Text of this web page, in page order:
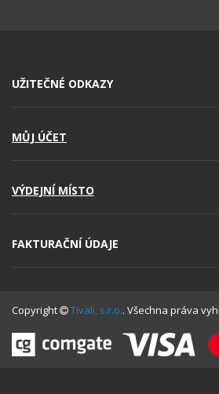
UŽITEČNÉ ODKAZY
MŮJ ÚČET
VÝDEJNÍ MÍSTO
FAKTURAČNÍ ÚDAJE
Copyright Tivali, s.r.o.. Všechna práva